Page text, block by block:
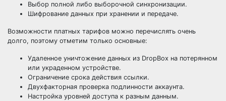
Выбор полной либо выборочной синхронизации.
Шифрование данных при хранении и передаче.
Возможности платных тарифов можно перечислять очень
долго, поэтому отметим только основные:
Удаленное уничтожение данных из DropBox на потерянном
или украденном устройстве.
Ограничение срока действия ссылки.
Двухфакторная проверка подлинности аккаунта.
Настройка уровней доступа к разным данным.